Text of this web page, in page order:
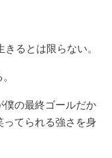
るとは限らない。
僕の最終ゴールだか
ってられる強さを身